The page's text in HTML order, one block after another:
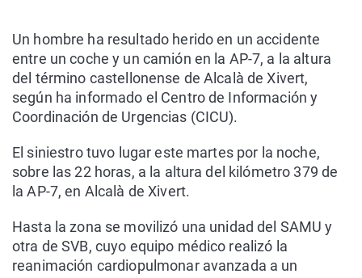
Un hombre ha resultado herido en un accidente
entre un coche y un camión en la AP-7, a la altura
del término castellonense de Alcalà de Xivert,
según ha informado el Centro de Información y
Coordinación de Urgencias (CICU).
El siniestro tuvo lugar este martes por la noche,
sobre las 22 horas, a la altura del kilómetro 379 de
la AP-7, en Alcalà de Xivert.
Hasta la zona se movilizó una unidad del SAMU y
otra de SVB, cuyo equipo médico realizó la
reanimación cardiopulmonar avanzada a un